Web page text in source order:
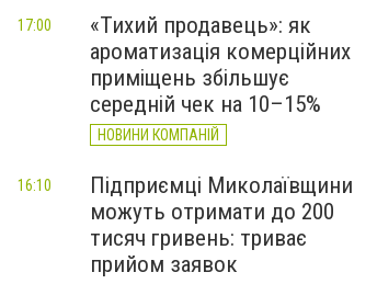
«Тихий продавець»: як
ароматизація комерційних
приміщень збільшує
середній чек на 10–15%
НОВИНИ КОМПАНІЙ
17:00
Підприємці Миколаївщини
можуть отримати до 200
тисяч гривень: триває
прийом заявок
16:10